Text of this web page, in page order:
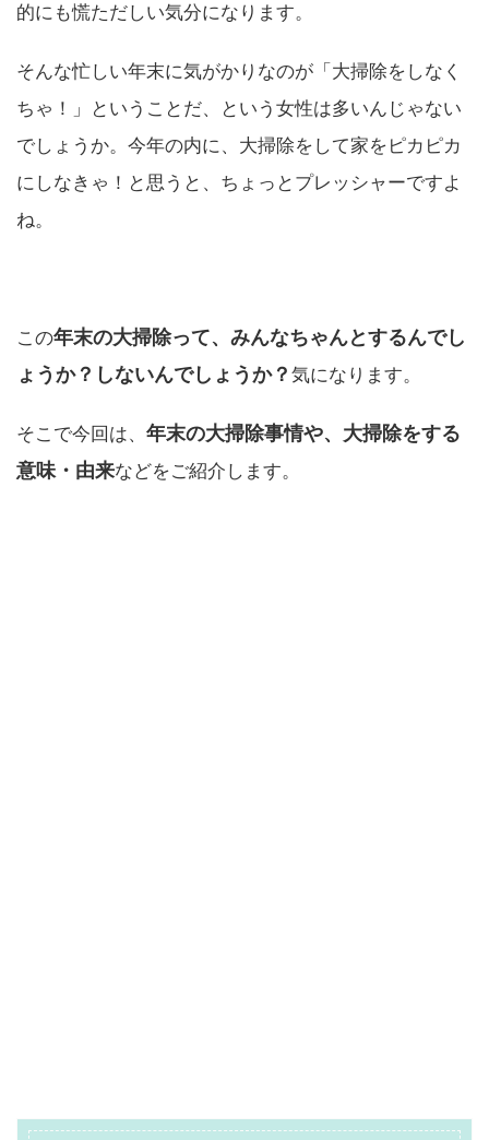
的にも慌ただしい気分になります。
そんな忙しい年末に気がかりなのが「大掃除をしなく
ちゃ！」ということだ、という女性は多いんじゃない
でしょうか。今年の内に、大掃除をして家をピカピカ
にしなきゃ！と思うと、ちょっとプレッシャーですよ
ね。
この年末の大掃除って、みんなちゃんとするんでし
ょうか？しないんでしょうか？ 気になります。
そこで今回は、 年末の大掃除事情や、大掃除をする
意味・由来などをご紹介します。